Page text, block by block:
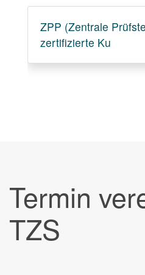
ZPP (Zentrale
zertifizierte Ku
Termin
TZS